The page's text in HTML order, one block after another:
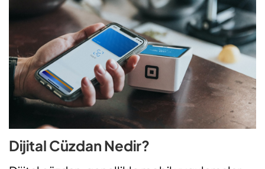
Dijital Cüzdan Nedir?